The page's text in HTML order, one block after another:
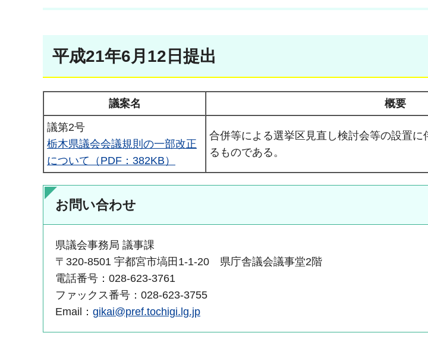
平成21年6月12日提出
議案名
概要
議第2号
栃木県議会会議規則の一部改正
について（PDF：382KB）
合併等による選挙区見直し検討会等の設置
るものである。
お問い合わせ
県議会事務局 議事課
〒320-8501 宇都宮市塙田1-1-20 県庁舎議会議事堂2階
電話番号：028-623-3761
ファックス番号：028-623-3755
Email： gikai@pref.tochigi.lg.jp